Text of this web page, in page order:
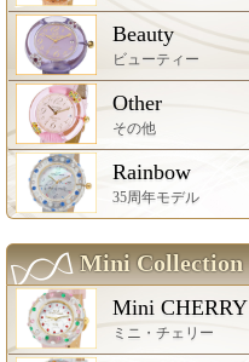
Beauty
ビューティー
Other
その他
Rainbow
35周年モデル
Mini Collection
Mini CHERRY
ミニ・チェリー